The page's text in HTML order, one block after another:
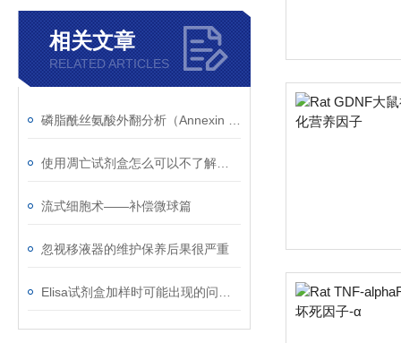
相关文章
RELATED ARTICLES
流式细胞术——补偿微球篇
忽视移液器的维护保养后果很严重